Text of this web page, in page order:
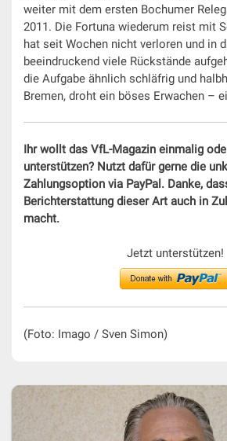
weiter mit dem ersten Bochumer
2011. Die Fortuna wiederum reist mit
hat seit Wochen nicht verloren und in
beeindruckend viele Rückstände
die Aufgabe ähnlich schläfrig und
Bremen, droht ein böses Erwachen –
Ihr wollt das VfL-Magazin einmalig
unterstützen? Nutzt dafür gerne die
Zahlungsoption via PayPal. Danke,
Berichterstattung dieser Art auch in
macht.
Jetzt unterstützen!
(Foto: Imago / Sven Simon)